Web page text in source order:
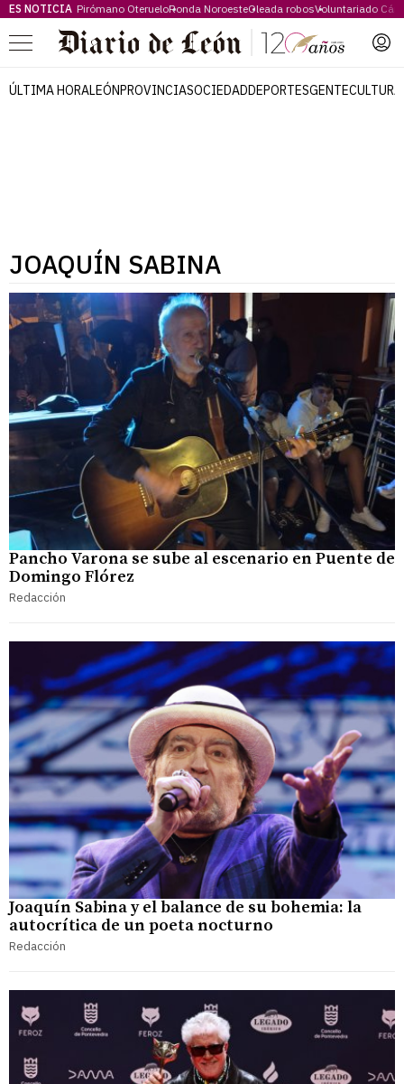
ES NOTICIA Pirómano OterueloRonda NoroesteOleada robosVoluntariado
Menú
ÚLTIMA HORALEÓNPROVINCIASOCIEDADDEPORTESGENTECULTURA
JOAQUÍN SABINA
Pancho Varona se sube al escenario en Puente de
Domingo Flórez
Redacción
Joaquín Sabina y el balance de su bohemia: la
autocrítica de un poeta nocturno
Redacción